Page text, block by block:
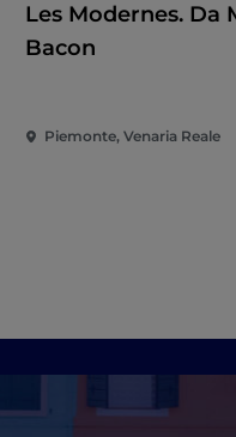
Les Modernes. Da
Bacon
Piemonte, Venaria Reale